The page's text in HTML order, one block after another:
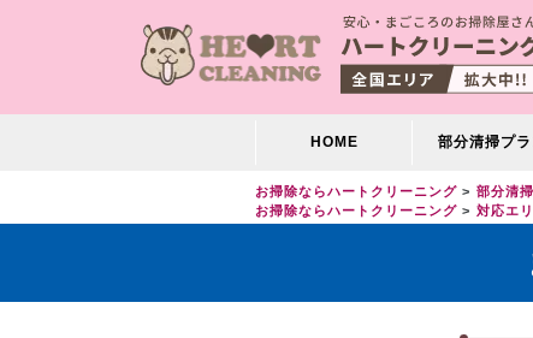
HOME 部分清掃プ
お掃除ならハートクリーニング 部分清
お掃除ならハートクリーニング
対応エ